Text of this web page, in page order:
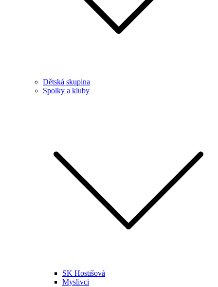
Dětská skupina
Spolky a kluby
SK Hostišová
Myslivci